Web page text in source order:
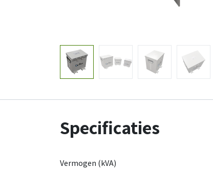
Specificaties
Vermogen (kVA)